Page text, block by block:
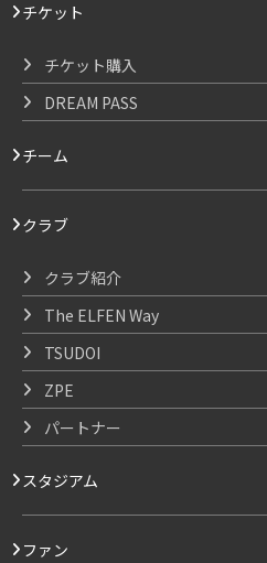
チケット
チケット購入
DREAM PASS
チーム
クラブ
クラブ紹介
The ELFEN Way
TSUDOI
ZPE
パートナー
スタジアム
ファン